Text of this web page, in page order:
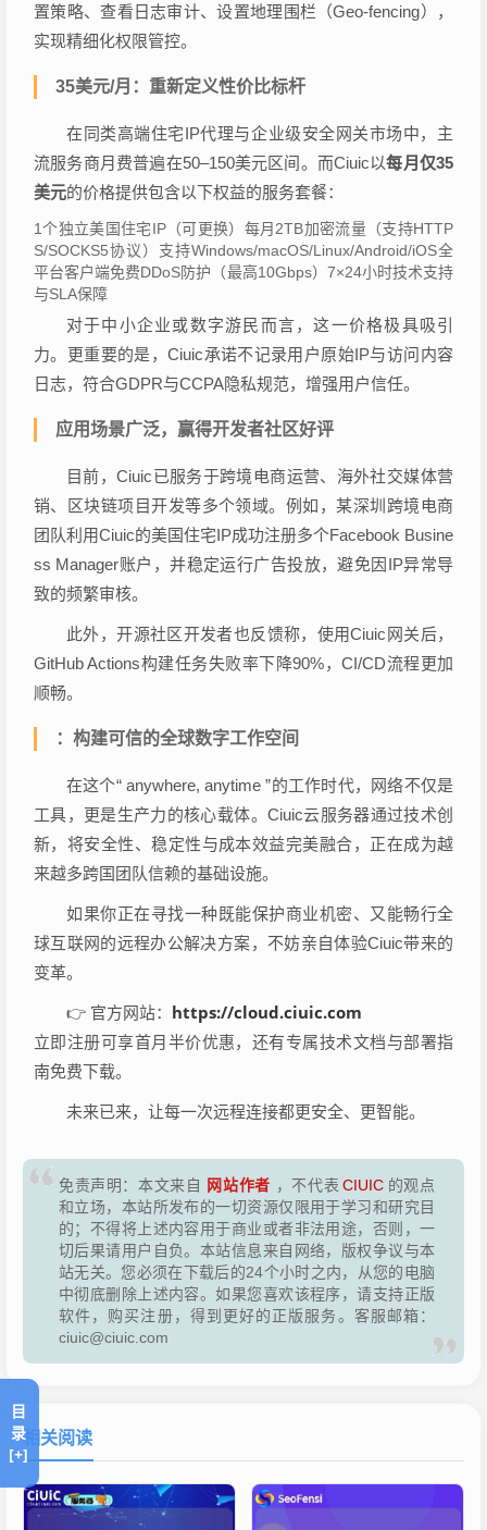
置策略、查看日志审计、设置地理围栏（Geo-fencing），
实现精细化权限管控。
35美元/月：重新定义性价比标杆
在同类高端住宅IP代理与企业级安全网关市场中，主
流服务商月费普遍在50–150美元区间。而Ciuic以每月仅35
美元的价格提供包含以下权益的服务套餐：
1个独立美国住宅IP（可更换）每月2TB加密流量（支持HTTP
S/SOCKS5协议）支持Windows/macOS/Linux/Android/iOS全
平台客户端免费DDoS防护（最高10Gbps）7×24小时技术支持
与SLA保障
对于中小企业或数字游民而言，这一价格极具吸引
力。更重要的是，Ciuic承诺不记录用户原始IP与访问内容
日志，符合GDPR与CCPA隐私规范，增强用户信任。
应用场景广泛，赢得开发者社区好评
目前，Ciuic已服务于跨境电商运营、海外社交媒体营
销、区块链项目开发等多个领域。例如，某深圳跨境电商
团队利用Ciuic的美国住宅IP成功注册多个Facebook Busine
ss Manager账户，并稳定运行广告投放，避免因IP异常导
致的频繁审核。
此外，开源社区开发者也反馈称，使用Ciuic网关后，
GitHub Actions构建任务失败率下降90%，CI/CD流程更加
顺畅。
：构建可信的全球数字工作空间
在这个“ anywhere, anytime ”的工作时代，网络不仅是
工具，更是生产力的核心载体。Ciuic云服务器通过技术创
新，将安全性、稳定性与成本效益完美融合，正在成为越
来越多跨国团队信赖的基础设施。
如果你正在寻找一种既能保护商业机密、又能畅行全
球互联网的远程办公解决方案，不妨亲自体验Ciuic带来的
变革。
👉 官方网站： https://cloud.ciuic.com
立即注册可享首月半价优惠，还有专属技术文档与部署指
南免费下载。
未来已来，让每一次远程连接都更安全、更智能。
免责声明：本文来自 网站作者 ，不代表 CIUIC 的观点
和立场，本站所发布的一切资源仅限用于学习和研究目
的；不得将上述内容用于商业或者非法用途，否则，一
切后果请用户自负。本站信息来自网络，版权争议与本
站无关。您必须在下载后的24个小时之内，从您的电脑
中彻底删除上述内容。如果您喜欢该程序，请支持正版
软件，购买注册，得到更好的正版服务。客服邮箱：
ciuic@ciuic.com
相关阅读
目
录
[+]